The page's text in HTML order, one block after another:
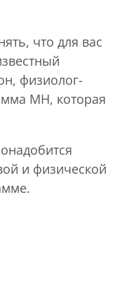
что для вас
физиолог-
MH, которая
и физической